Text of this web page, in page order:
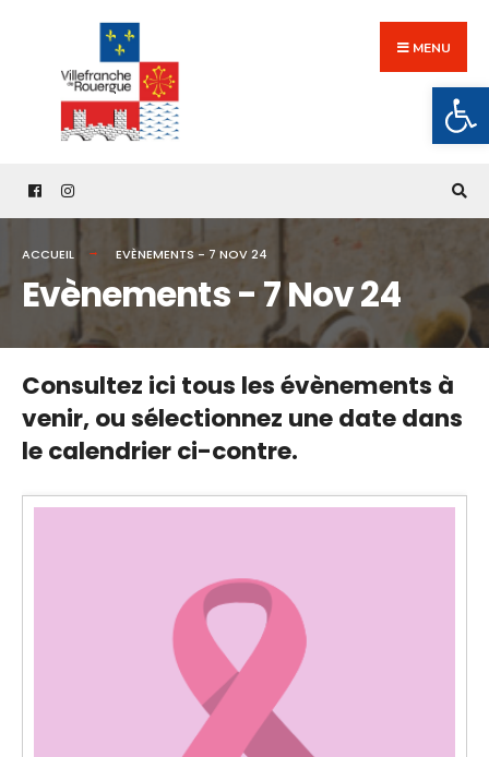
content
MENU
ACCUEIL EVÈNEMENTS - 7 NOV 24
Evènements - 7 Nov 24
Consultez ici tous les évènements à
venir,ou sélectionnez une date dans
le calendrier ci-contre.